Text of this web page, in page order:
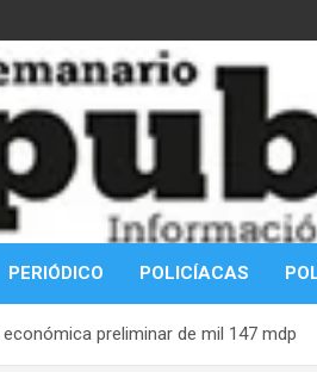
PERIÓDICO POLICÍACAS
preliminar de mil 147 mdp